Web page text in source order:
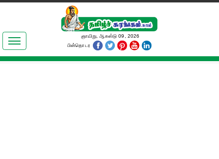
இலக்கியங்கள்
தமிழ் உலகம்
ஞாயிறு, ஆகஸ்டு 09, 2026
பின்தொடர